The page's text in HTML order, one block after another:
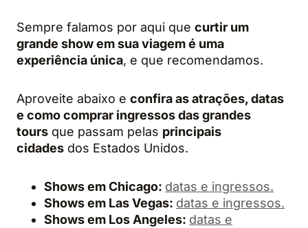
Sempre falamos por aqui que curtir um
grande show em sua viagem é uma
experiência única, e que recomendamos.
Aproveite abaixo e confira as atrações, datas
e como comprar ingressos das grandes
tours que passam pelas principais
cidades dos Estados Unidos.
Shows em Chicago: datas e ingressos.
Shows em Las Vegas: datas e ingressos.
Shows em Los Angeles: datas e